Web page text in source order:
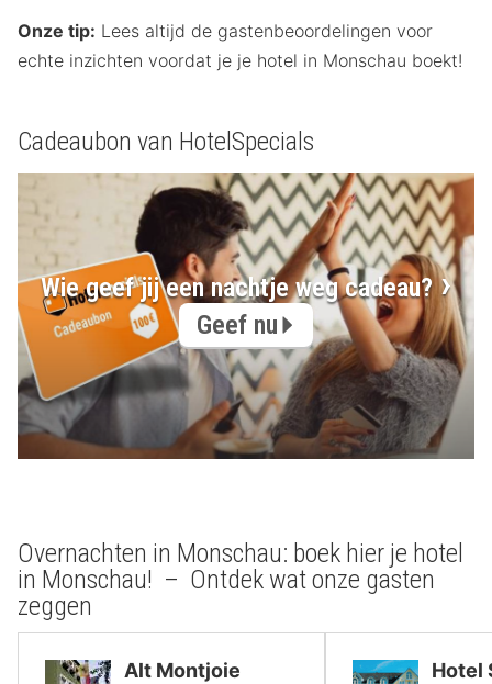
Onze tip: Lees altijd de gastenbeoordelingen voor
echte inzichten voordat je je hotel in Monschau boekt!
Cadeaubon van HotelSpecials
Wie geef jij een nachtje weg cadeau?
Geef nu
Overnachten in Monschau: boek hier je hotel
in Monschau! – Ontdek wat onze gasten
zeggen
Alt Montjoie Hotel